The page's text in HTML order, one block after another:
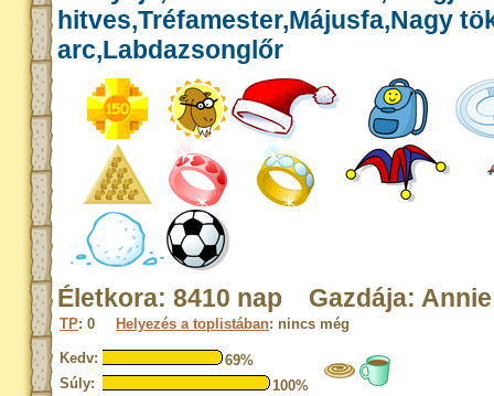
hitves,Tréfamester,Májusfa,Nagy
arc,Labdazsonglőr
Életkora: 8410 nap Gazdája: Annie
TP: 0 Helyezés a toplistában: nincs még
Kedv:
69%
Súly:
100%